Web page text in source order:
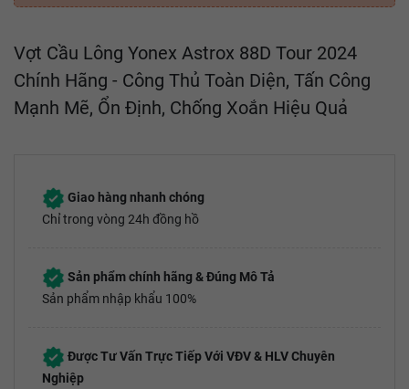
Vợt Cầu Lông Yonex Astrox 88D Tour 2024
Chính Hãng - Công Thủ Toàn Diện, Tấn Công
Mạnh Mẽ, Ổn Định, Chống Xoắn Hiệu Quả
Giao hàng nhanh chóng
Chỉ trong vòng 24h đồng hồ
Sản phẩm chính hãng & Đúng Mô Tả
Sản phẩm nhập khẩu 100%
Được Tư Vấn Trực Tiếp Với VĐV & HLV Chuyên
Nghiệp